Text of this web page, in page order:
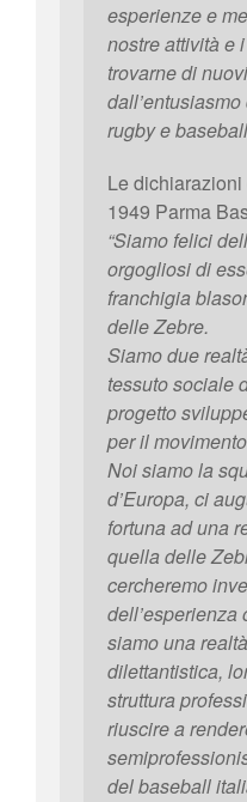
esperienze e
nostre attività e
trovarne di
rugby e
Le
1949 Parma
“Siamo felici
orgogliosi di
franchigia
delle Zebre.
Siamo due
tessuto sociale
progetto
per il
Noi siamo la
d’Europa, ci
fortuna ad una
quella delle
cercheremo
siamo una
dilettantistica,
struttura
riuscire a
del baseball